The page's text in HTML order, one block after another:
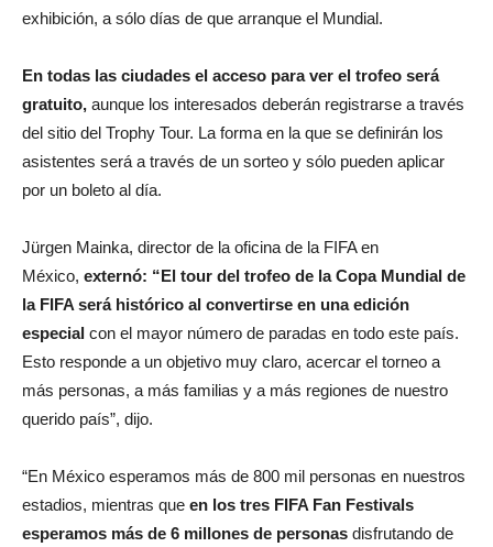
exhibición, a sólo días de que arranque el Mundial.
En todas las ciudades el acceso para ver el trofeo será
gratuito, aunque los interesados deberán registrarse a través
del sitio del Trophy Tour. La forma en la que se definirán los
asistentes será a través de un sorteo y sólo pueden aplicar
por un boleto al día.
Jürgen Mainka, director de la oficina de la FIFA en
México, externó: “El tour del trofeo de la Copa Mundial de
la FIFA será histórico al convertirse en una edición
especial con el mayor número de paradas en todo este país.
Esto responde a un objetivo muy claro, acercar el torneo a
más personas, a más familias y a más regiones de nuestro
querido país”, dijo.
“En México esperamos más de 800 mil personas en nuestros
estadios, mientras que en los tres FIFA Fan Festivals
esperamos más de 6 millones de personas disfrutando de